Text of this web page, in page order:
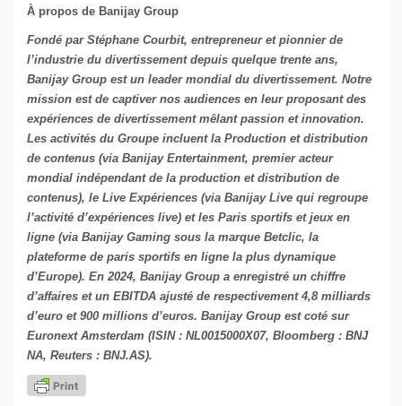
À propos de Banijay Group
Fondé par Stéphane Courbit, entrepreneur et pionnier de
l’industrie du divertissement depuis quelque trente ans,
Banijay Group est un leader mondial du divertissement. Notre
mission est de captiver nos audiences en leur proposant des
expériences de divertissement mêlant passion et innovation.
Les activités du Groupe incluent la Production et distribution
de contenus (via Banijay Entertainment, premier acteur
mondial indépendant de la production et distribution de
contenus), le Live Expériences (via Banijay Live qui regroupe
l’activité d’expériences live) et les Paris sportifs et jeux en
ligne (via Banijay Gaming sous la marque Betclic, la
plateforme de paris sportifs en ligne la plus dynamique
d’Europe). En 2024, Banijay Group a enregistré un chiffre
d’affaires et un EBITDA ajusté de respectivement 4,8 milliards
d’euro et 900 millions d’euros. Banijay Group est coté sur
Euronext Amsterdam (ISIN : NL0015000X07, Bloomberg : BNJ
NA, Reuters : BNJ.AS).